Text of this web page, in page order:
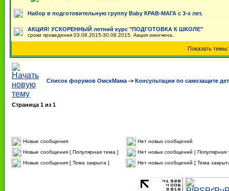
Набор в подготовительную группу Baby КРАВ-МАГА с 3-х лет.
АКЦИЯ! УСКОРЕННЫЙ летний курс "ПОДГОТОВКА К ШКОЛЕ"
сроки проведения 03.08.2015-30.08.2015. Акция окончена.
Показать
Список форумов ОмскМама -> Консультации по самозащите
Страница 1 из 1
Новые сообщения
Нет новых сообщений
Новые сообщения [ Популярная тема ]
Нет новых сообщений [ Популярная
Новые сообщения [ Тема закрыта ]
Нет новых сообщений [ Тема